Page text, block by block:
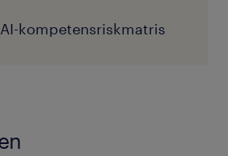
kompetensriskmatris